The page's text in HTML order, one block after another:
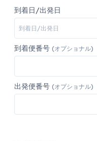
到着日/出発日
到着便番号 (オプショナル)
出発便番号 (オプショナル)